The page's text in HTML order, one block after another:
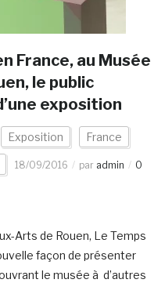
France, au Musée
le public
exposition
Exposition France
18/09/2016 par admin
0
Arts de Rouen, Le Temps
façon de présenter
le musée à d’autres